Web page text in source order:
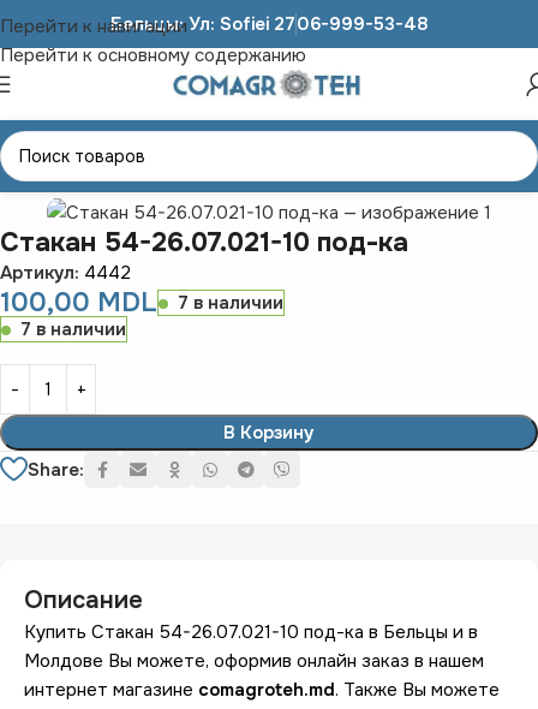
Перейти к навигации
Перейти к основному содержанию
Бельцы: Ул: Sofiei 2706-999-53-48
Главная ЗАПЧАСТИ К ТРАКТОРАМ Т-70
Стакан 54-26.07.021-10 под-ка
Артикул: 4442
100,00 MDL
7 в наличии
7 в наличии
В Корзину
Share:
Описание
Купить Стакан 54-26.07.021-10 под-ка в Бельцы и в
Молдове Вы можете, оформив онлайн заказ в нашем
интернет магазине comagroteh.md. Также Вы можете